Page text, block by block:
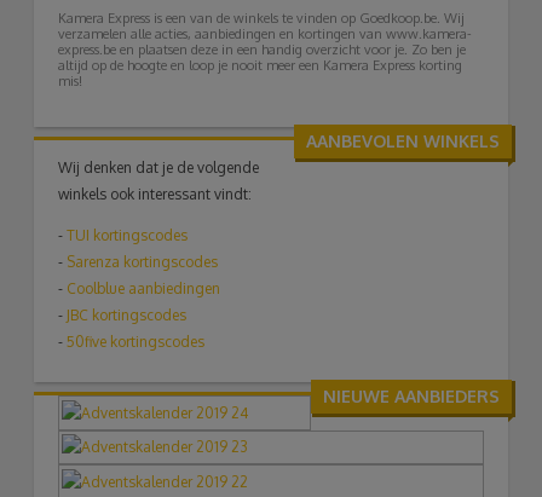
Kamera Express is een van de winkels te vinden op Goedkoop.be. Wij
verzamelen alle acties, aanbiedingen en kortingen van www.kamera-
express.be en plaatsen deze in een handig overzicht voor je. Zo ben je
altijd op de hoogte en loop je nooit meer een Kamera Express korting
mis!
AANBEVOLEN WINKELS
Wij denken dat je de volgende
winkels ook interessant vindt:
-TUI kortingscodes
- Sarenza kortingscodes
- Coolblue aanbiedingen
- JBC kortingscodes
-50five kortingscodes
NIEUWE AANBIEDERS